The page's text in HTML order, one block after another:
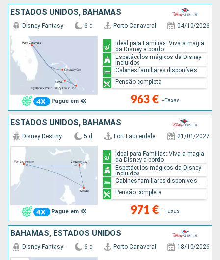
ESTADOS UNIDOS, BAHAMAS
Pague em 4X
Disney Fantasy 6 d Porto Canaveral 04/10/2026
963 € +Taxas
Ideal para Famílias: Viva a magia
da Disney a bordo
Espetáculos mágicos da Disney
incluídos
Cabines familiares disponíveis
Pensão completa
ESTADOS UNIDOS, BAHAMAS
Pague em 4X
Disney Destiny 5 d Fort Lauderdale 21/01/2027
971 € +Taxas
Ideal para Famílias: Viva a magia
da Disney a bordo
Espetáculos mágicos da Disney
incluídos
Cabines familiares disponíveis
Pensão completa
BAHAMAS, ESTADOS UNIDOS
Disney Fantasy 6 d Porto Canaveral 18/10/2026